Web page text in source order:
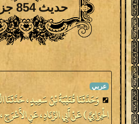
حديث 854 جزء 2
وَحَدَّثَنَا قُتَيْبَةُ بْنُ سَعِيدٍ ، حَدَّثَنَا
الْحِزَامِيَّ ) عَنْ أَبِي الزِّنَادِ ، عَنِ الأَعْرَجِ